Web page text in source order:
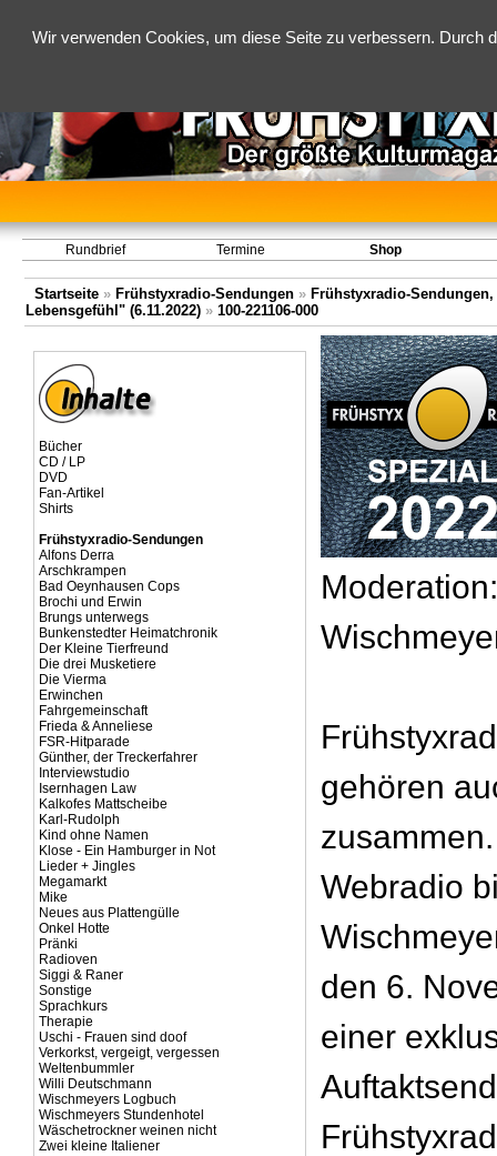
Wir verwenden Cookies, um diese Seite zu verbessern.
Rundbrief Termine Shop
Startseite » Frühstyxradio-Sendungen » Frühstyxradio-
Lebensgefühl" (6.11.2022) » 100-221106-000
Bücher
CD / LP
DVD
Fan-Artikel
Shirts
Frühstyxradio-Sendungen
Alfons Derra
Arschkrampen
Bad Oeynhausen Cops
Brochi und Erwin
Brungs unterwegs
Bunkenstedter Heimatchronik
Der Kleine Tierfreund
Die drei Musketiere
Die Vierma
Erwinchen
Fahrgemeinschaft
Frieda & Anneliese
FSR-Hitparade
Günther, der Treckerfahrer
Interviewstudio
Isernhagen Law
Kalkofes Mattscheibe
Karl-Rudolph
Kind ohne Namen
Klose - Ein Hamburger in Not
Lieder + Jingles
Megamarkt
Mike
Neues aus Plattengülle
Onkel Hotte
Pränki
Radioven
Siggi & Raner
Sonstige
Sprachkurs
Therapie
Uschi - Frauen sind doof
Verkorkst, vergeigt, vergessen
Weltenbummler
Willi Deutschmann
Wischmeyers Logbuch
Wischmeyers Stundenhotel
Wäschetrockner weinen nicht
Zwei kleine Italiener
gehören
Webradio
den 6.
einer